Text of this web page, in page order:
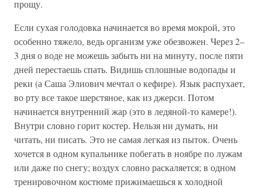
прощу.
Если сухая голодовка начинается во время мокрой, это
особенно тяжело, ведь организм уже обезвожен. Через 2–
3 дня о воде не можешь забыть ни на минуту, после пяти
дней перестаешь спать. Видишь сплошные водопады и
реки (а Саша Элиович мечтал о кефире). Язык распухает,
во рту все такое шерстяное, как из джерси. Потом
начинается внутренний жар (это в ледяной-то камере!).
Внутри словно горит костер. Нельзя ни думать, ни
читать, ни писать. Это не самая легкая из пыток. Очень
хочется в одном купальнике побегать в ноябре по лужам
или даже по снегу; воздух словно раскаляется; в одном
тренировочном костюме прижимаешься к холодной